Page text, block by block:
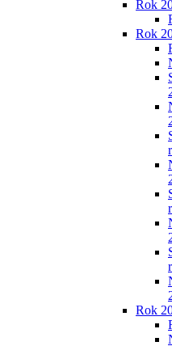
Rok
Rok
Rok